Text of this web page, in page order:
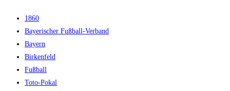
1860
Bayerischer Fußball-Verband
Bayern
Birkenfeld
Fußball
Toto-Pokal